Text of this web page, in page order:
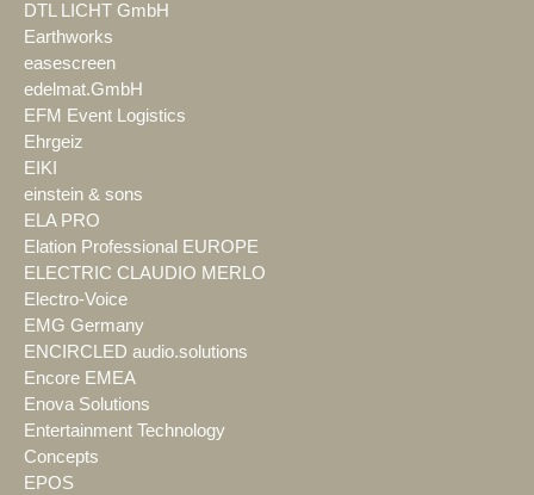
DTL LICHT GmbH
Earthworks
easescreen
edelmat.GmbH
EFM Event Logistics
Ehrgeiz
EIKI
einstein & sons
ELA PRO
Elation Professional EUROPE
ELECTRIC CLAUDIO MERLO
Electro-Voice
EMG Germany
ENCIRCLED audio.solutions
Encore EMEA
Enova Solutions
Entertainment Technology
Concepts
EPOS